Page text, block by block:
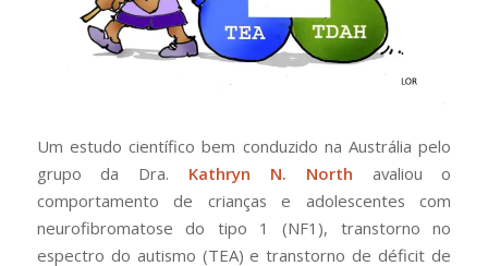
Um estudo científico bem conduzido na Austrália pelo
grupo da Dra. Kathryn N. North avaliou o
comportamento de crianças e adolescentes com
neurofibromatose do tipo 1 (NF1), transtorno no
espectro do autismo (TEA) e transtorno de déficit de